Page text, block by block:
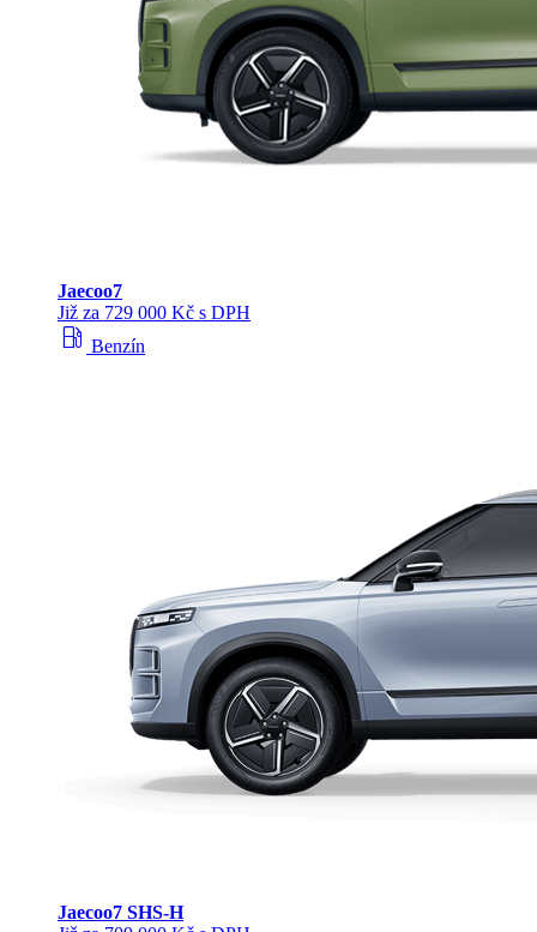
Jaecoo7
Již za 729 000 Kč s DPH
local_gas_station Benzín
Jaecoo7 SHS-H